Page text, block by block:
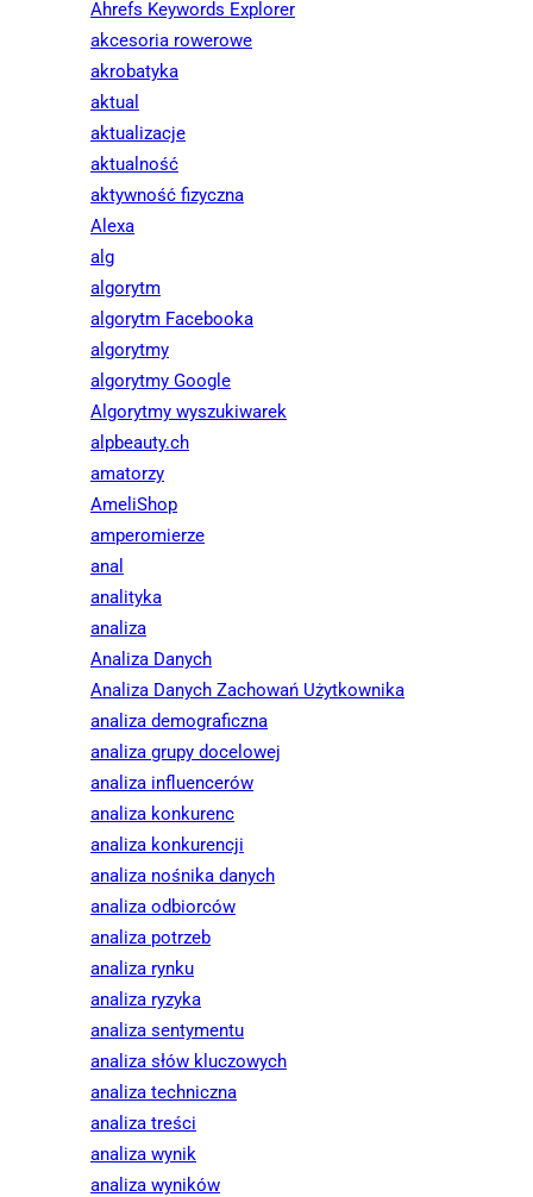
Ahrefs Keywords Explorer
akcesoria rowerowe
akrobatyka
aktual
aktualizacje
aktualność
aktywność fizyczna
Alexa
alg
algorytm
algorytm Facebooka
algorytmy
algorytmy Google
Algorytmy wyszukiwarek
alpbeauty.ch
amatorzy
AmeliShop
amperomierze
anal
analityka
analiza
Analiza Danych
Analiza Danych Zachowań Użytkownika
analiza demograficzna
analiza grupy docelowej
analiza influencerów
analiza konkurenc
analiza konkurencji
analiza nośnika danych
analiza odbiorców
analiza potrzeb
analiza rynku
analiza ryzyka
analiza sentymentu
analiza słów kluczowych
analiza techniczna
analiza treści
analiza wynik
analiza wyników